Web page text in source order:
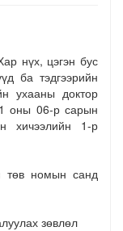
нүх, цэгэн бус
ба тэдгээрийн
ухааны доктор
оны 06-р сарын
хичээлийн 1-р
төв номын санд
зөвлөл